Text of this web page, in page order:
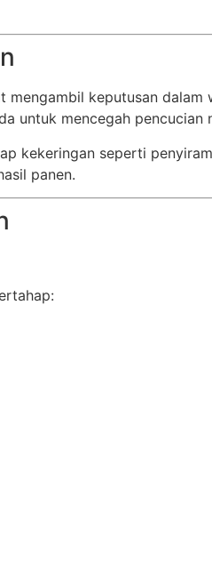
keputusan
untuk mencegah pencucian
kekeringan seperti
panen.